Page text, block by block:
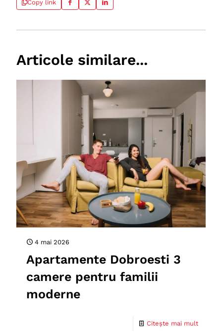
Copy link
Articole similare...
4 mai 2026
Apartamente Dobroesti 3
camere pentru familii
moderne
Citește mai mult